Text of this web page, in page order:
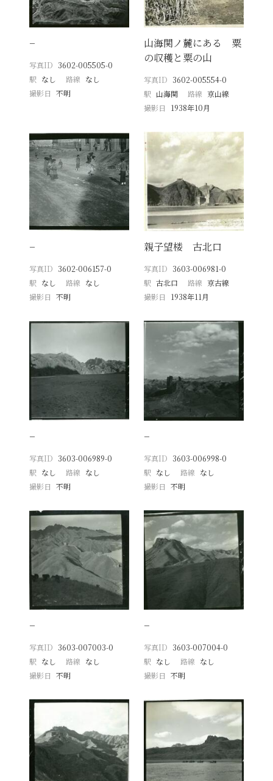
−
写真ID 3602-005505-0
駅 なし 路線 なし
撮影日
不明
山海関ノ麓にある 粟
の収穫と粟の山
写真ID 3602-005554-0
駅 山海関 路線 京山線
撮影日
1938年10月
−
写真ID 3602-006157-0
駅 なし 路線 なし
撮影日
不明
親子望楼 古北口
写真ID 3603-006981-0
駅 古北口 路線 京古線
撮影日
1938年11月
−
写真ID 3603-006989-0
駅 なし 路線 なし
撮影日
不明
−
写真ID 3603-006998-0
駅 なし 路線 なし
撮影日 不明
−
写真ID 3603-007003-0
駅 なし 路線 なし
撮影日
不明
−
写真ID 3603-007004-0
駅 なし 路線 なし
撮影日 不明